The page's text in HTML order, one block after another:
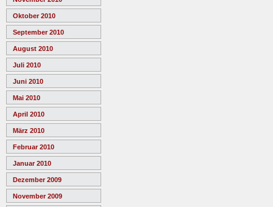
Oktober 2010
September 2010
August 2010
Juli 2010
Juni 2010
Mai 2010
April 2010
März 2010
Februar 2010
Januar 2010
Dezember 2009
November 2009